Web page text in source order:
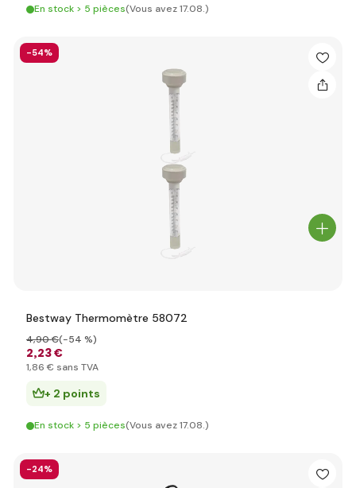
En stock > 5 pièces(Vous avez 17.08.)
-54%
Bestway Thermomètre 58072
2,23 €
4,90 €(-54 %)
1,86 € sans TVA
+ 2 points
En stock > 5 pièces(Vous avez 17.08.)
-24%